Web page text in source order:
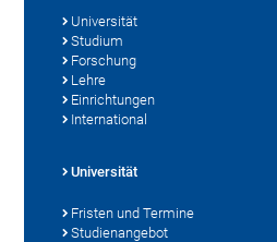
Universität
Studium
Forschung
Lehre
Einrichtungen
International
Universität
Fristen und Termine
Studienangebot